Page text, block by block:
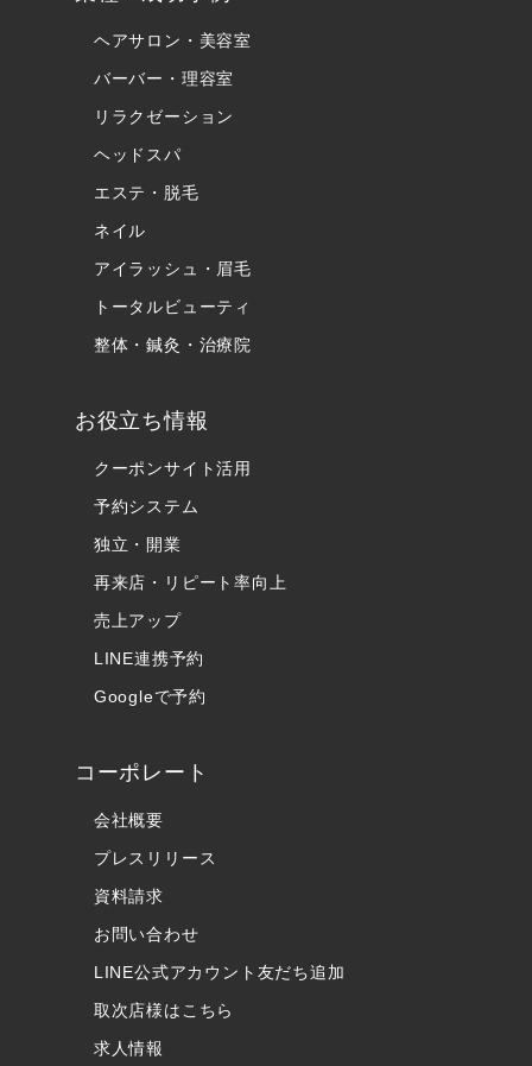
ヘアサロン・美容室
バーバー・理容室
リラクゼーション
ヘッドスパ
エステ・脱毛
ネイル
アイラッシュ・眉毛
トータルビューティ
整体・鍼灸・治療院
お役立ち情報
クーポンサイト活用
予約システム
独立・開業
再来店・リピート率向上
売上アップ
LINE連携予約
Googleで予約
コーポレート
会社概要
プレスリリース
資料請求
お問い合わせ
LINE公式アカウント友だち追加
取次店様はこちら
求人情報